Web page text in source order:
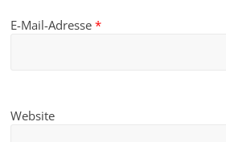
E-Mail-Adresse*
Website